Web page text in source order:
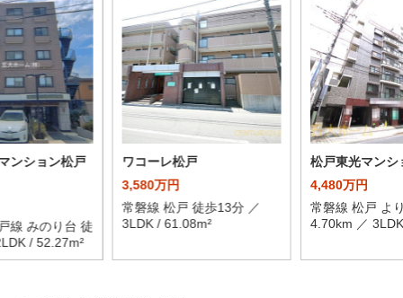
ンション松戸
線 みのり台 徒
/ 52.27m²
ワコーレ松戸
3,580万円
常磐線 松戸 徒歩13分 ／
3LDK / 61.08m²
松戸東光マンシ
4,480万円
常磐線 松戸 よ
4.70km ／